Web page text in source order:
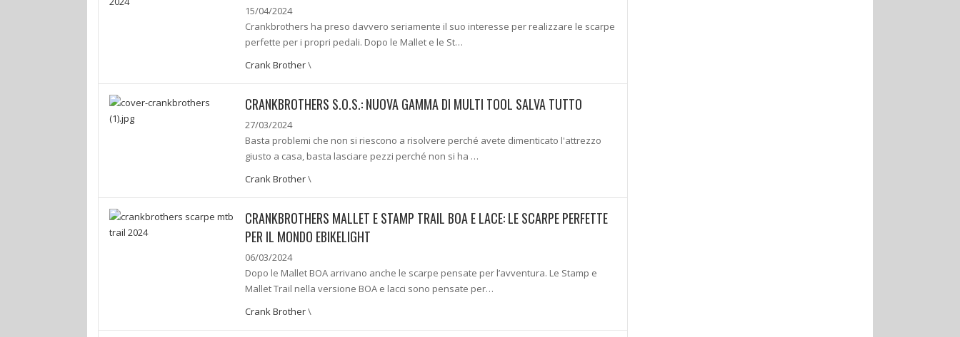
15/04/2024
Crankbrothers ha preso davvero seriamente il suo interesse per realizzare le scarpe
perfette per i propri pedali. Dopo le Mallet e le St…
Crank Brother\
CRANKBROTHERS S.O.S.: NUOVA GAMMA DI MULTI TOOL SALVA TUTTO
27/03/2024
Basta problemi che non si riescono a risolvere perché avete dimenticato l'attrezzo
giusto a casa, basta lasciare pezzi perché non si ha …
Crank Brother\
CRANKBROTHERS MALLET E STAMP TRAIL BOA E LACE: LE SCARPE PERFETTE
PER IL MONDO EBIKELIGHT
06/03/2024
Dopo le Mallet BOA arrivano anche le scarpe pensate per l’avventura. Le Stamp e
Mallet Trail nella versione BOA e lacci sono pensate per…
Crank Brother\